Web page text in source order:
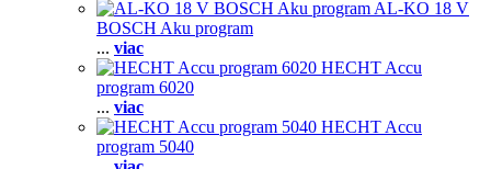
AL-KO 18 V
BOSCH Aku program
... viac
HECHT Accu
program 6020
... viac
HECHT Accu
program 5040